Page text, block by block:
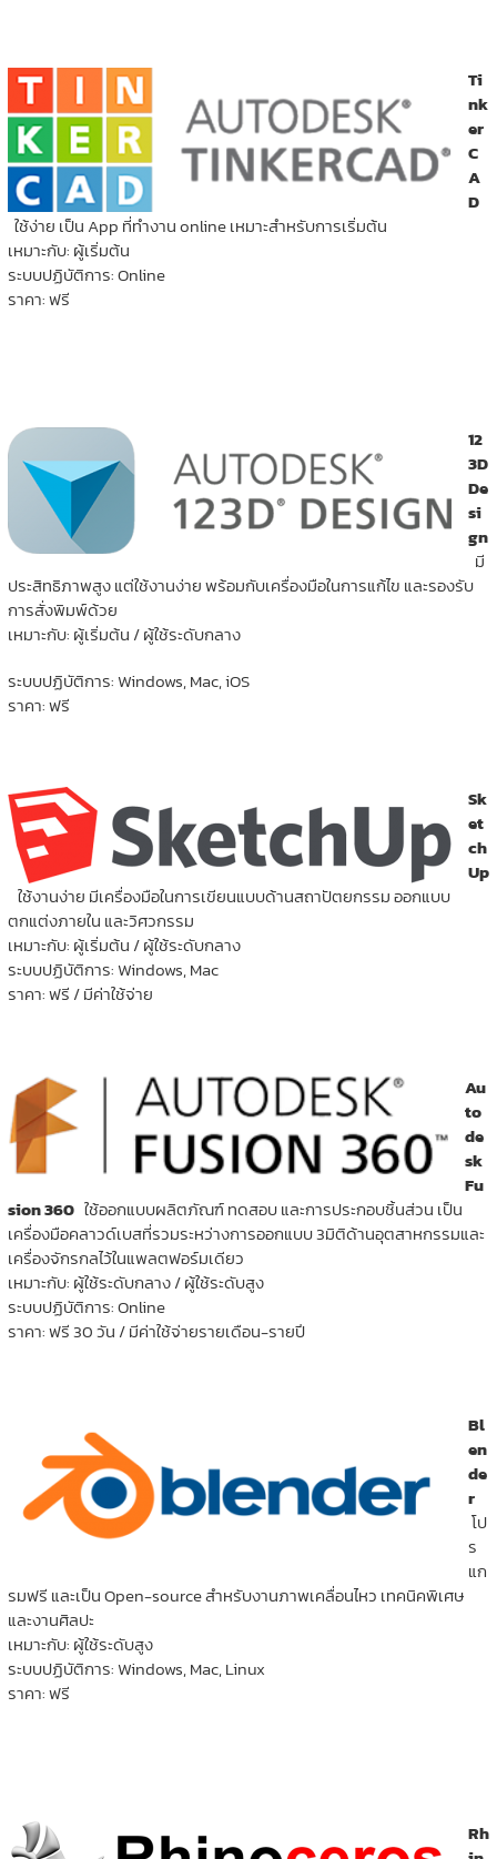
Ti
nk
er
C
A
D
ใช้ง่าย เป็น App ที่ทำงาน online เหมาะสำหรับการเริ่มต้น
เหมาะกับ: ผู้เริ่มต้น
ระบบปฏิบัติการ: Online
ราคา: ฟรี
12
3D
De
si
gn
มี
ประสิทธิภาพสูง แต่ใช้งานง่าย พร้อมกับเครื่องมือในการแก้ไข และรองรับ
การสั่งพิมพ์ด้วย
เหมาะกับ: ผู้เริ่มต้น / ผู้ใช้ระดับกลาง
ระบบปฏิบัติการ: Windows, Mac, iOS
ราคา: ฟรี
Sk
et
ch
Up
ใช้งานง่าย มีเครื่องมือในการเขียนแบบด้านสถาปัตยกรรม ออกแบบ
ตกแต่งภายใน และวิศวกรรม
เหมาะกับ: ผู้เริ่มต้น / ผู้ใช้ระดับกลาง
ระบบปฏิบัติการ: Windows, Mac
ราคา: ฟรี / มีค่าใช้จ่าย
Au
to
de
sk
Fu
sion360 ใช้ออกแบบผลิตภัณฑ์ ทดสอบ และการประกอบชิ้นส่วน เป็น
เครื่องมือคลาวด์เบสที่รวมระหว่างการออกแบบ 3มิติด้านอุตสาหกรรมและ
เครื่องจักรกลไว้ในแพลตฟอร์มเดียว
เหมาะกับ: ผู้ใช้ระดับกลาง / ผู้ใช้ระดับสูง
ระบบปฏิบัติการ: Online
ราคา: ฟรี 30 วัน / มีค่าใช้จ่ายรายเดือน-รายปี
Bl
en
de
r
โป
ร
แก
รมฟรี และเป็น Open-source สำหรับงานภาพเคลื่อนไหว เทคนิคพิเศษ
และงานศิลปะ
เหมาะกับ: ผู้ใช้ระดับสูง
ระบบปฏิบัติการ: Windows, Mac, Linux
ราคา: ฟรี
Rh